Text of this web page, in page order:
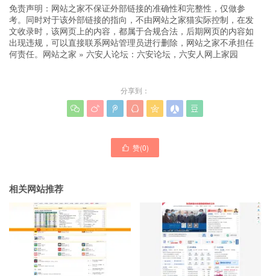
免责声明：网站之家不保证外部链接的准确性和完整性，仅做参
考。同时对于该外部链接的指向，不由网站之家猫实际控制，在发
文收录时，该网页上的内容，都属于合规合法，后期网页的内容如
出现违规，可以直接联系网站管理员进行删除，网站之家不承担任
何责任。 网站之家 » 六安人论坛：六安论坛，六安人网上家园
分享到：
      
 赞(0)
相关网站推荐